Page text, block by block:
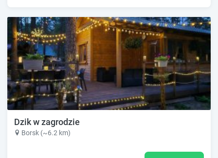
Dzik w zagrodzie
Borsk (~6.2 km)